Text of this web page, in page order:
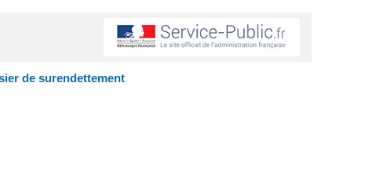
de surendettement